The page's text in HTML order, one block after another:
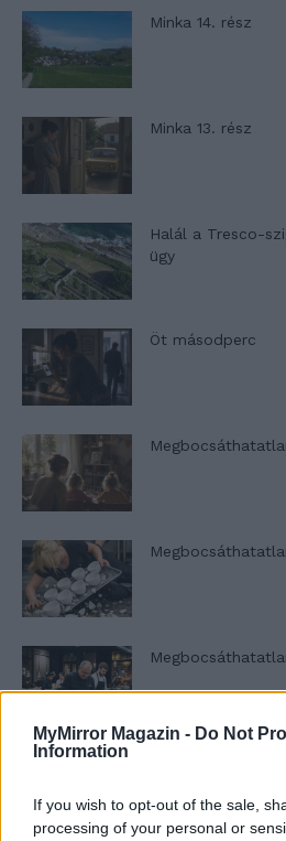
MyMirror Magazin - Do Not
Information
If you wish to opt-out of the sale,
processing of your personal or
Minka 14. rész
Minka 13. rész
Halál a Tresco-
ügy
Öt másodperc